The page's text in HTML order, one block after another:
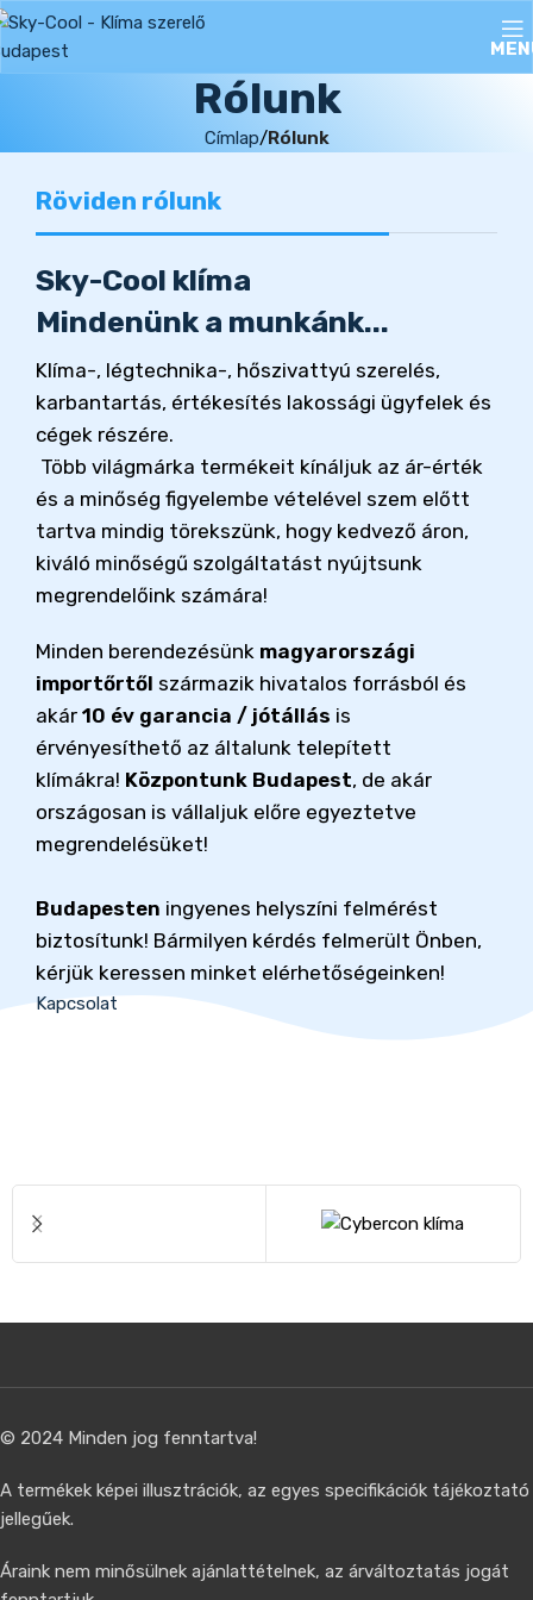
Rólunk
Címlap Rólunk
Röviden rólunk
Sky-Cool klíma
Mindenünk a munkánk...
Klíma-, légtechnika-, hőszivattyú szerelés,
karbantartás, értékesítés lakossági ügyfelek és
cégek részére.
Több világmárka termékeit kínáljuk az ár-érték
és a minőség figyelembe vételével szem előtt
tartva mindig törekszünk, hogy kedvező áron,
kiváló minőségű szolgáltatást nyújtsunk
megrendelőink számára!
Minden berendezésünk magyarországi
importőrtől származik hivatalos forrásból és
akár 10 év garancia / jótállás is
érvényesíthető az általunk telepített
klímákra! Központunk Budapest, de akár
országosan is vállaljuk előre egyeztetve
megrendelésüket!
Budapesten ingyenes helyszíni felmérést
biztosítunk! Bármilyen kérdés felmerült Önben,
kérjük keressen minket elérhetőségeinken!
Kapcsolat
© 2024 Minden jog fenntartva!
A termékek képei illusztrációk, az egyes specifikációk tájékoztató
jellegűek.
Áraink nem minősülnek ajánlattételnek, az árváltoztatás jogát